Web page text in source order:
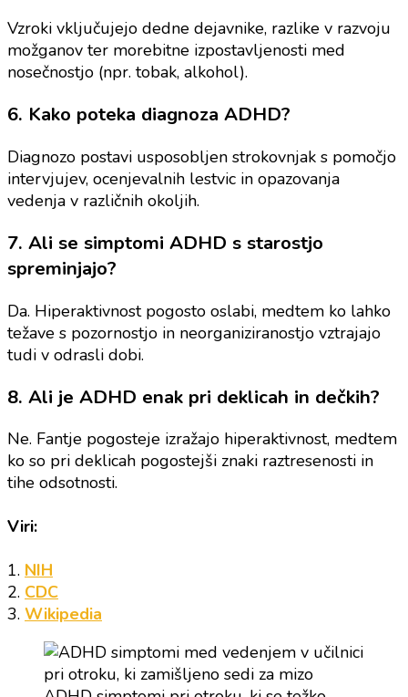
Vzroki vključujejo dedne dejavnike, razlike v razvoju
možganov ter morebitne izpostavljenosti med
nosečnostjo (npr. tobak, alkohol).
6. Kako poteka diagnoza ADHD?
Diagnozo postavi usposobljen strokovnjak s pomočjo
intervjujev, ocenjevalnih lestvic in opazovanja
vedenja v različnih okoljih.
7. Ali se simptomi ADHD s starostjo
spreminjajo?
Da. Hiperaktivnost pogosto oslabi, medtem ko lahko
težave s pozornostjo in neorganiziranostjo vztrajajo
tudi v odrasli dobi.
8. Ali je ADHD enak pri deklicah in dečkih?
Ne. Fantje pogosteje izražajo hiperaktivnost, medtem
ko so pri deklicah pogostejši znaki raztresenosti in
tihe odsotnosti.
Viri:
1. NIH
2. CDC
3. Wikipedia